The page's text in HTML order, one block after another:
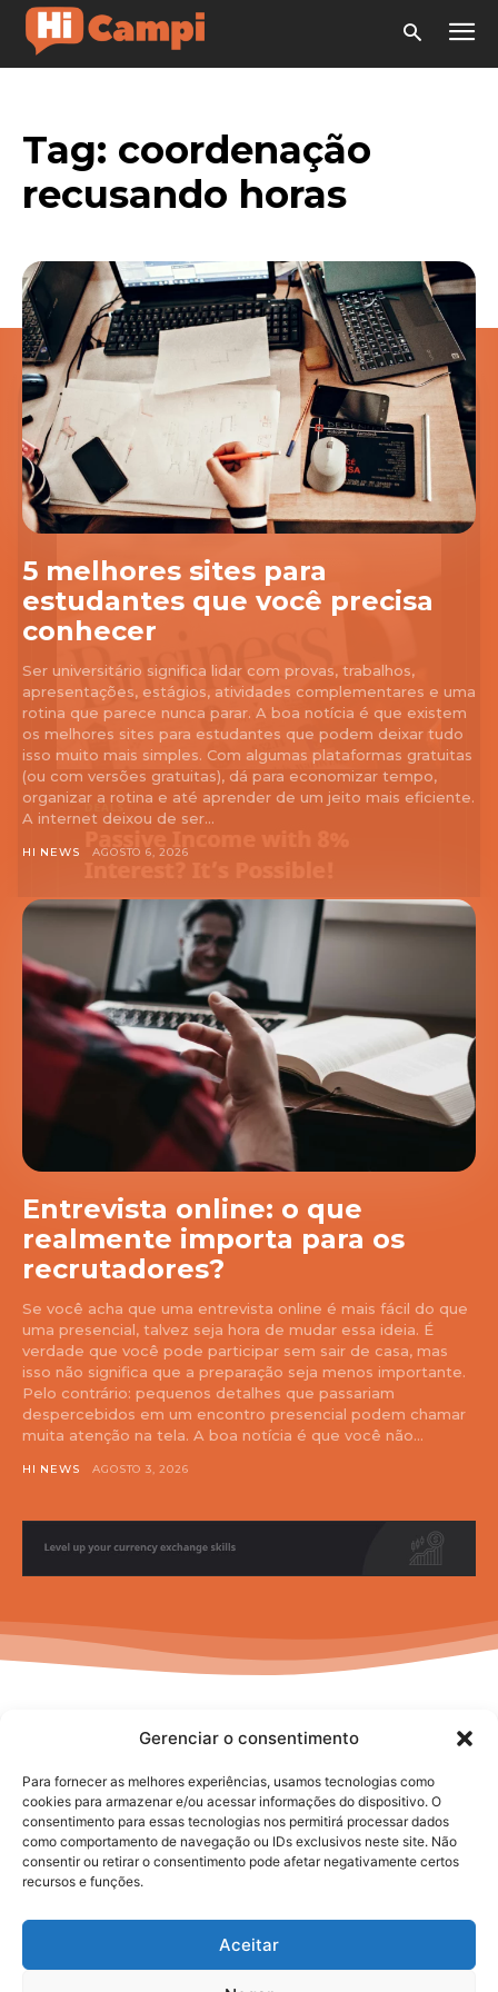
Gerenciar o consentimento
Para fornecer as melhores experiências, usamos tecnologias como
cookies para armazenar e/ou acessar informações do dispositivo. O
consentimento para essas tecnologias nos permitirá processar dados
como comportamento de navegação ou IDs exclusivos neste site. Não
consentir ou retirar o consentimento pode afetar negativamente certos
recursos e funções.
Aceitar
Tag: coordenação
recusando horas
5 melhores sites para
estudantes que você precisa
conhecer
Ser universitário significa lidar com provas, trabalhos,
apresentações, estágios, atividades complementares e uma
rotina que parece nunca parar. A boa notícia é que existem
os melhores sites para estudantes que podem deixar tudo
isso muito mais simples. Com algumas plataformas gratuitas
(ou com versões gratuitas), dá para economizar tempo,
organizar a rotina e até aprender de um jeito mais eficiente.
A internet deixou de ser...
HI NEWS AGOSTO 6, 2026
Entrevista online: o que
realmente importa para os
recrutadores?
Se você acha que uma entrevista online é mais fácil do que
uma presencial, talvez seja hora de mudar essa ideia. É
verdade que você pode participar sem sair de casa, mas
isso não significa que a preparação seja menos importante.
Pelo contrário: pequenos detalhes que passariam
despercebidos em um encontro presencial podem chamar
muita atenção na tela. A boa notícia é que você não...
HI NEWS AGOSTO 3, 2026
No posts to display